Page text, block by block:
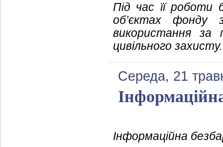
Під час її роботи
об’єктах
використання за
цивільного захисту.
Середа, 21
Інформаційна